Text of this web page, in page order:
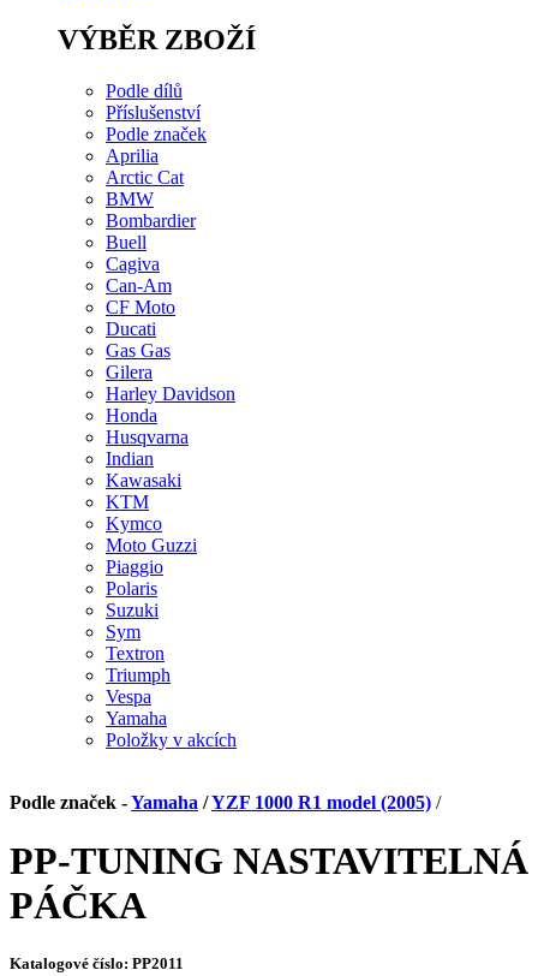
VÝBĚR ZBOŽÍ
Podle dílů
Příslušenství
Podle značek
Aprilia
Arctic Cat
BMW
Bombardier
Buell
Cagiva
Can-Am
CF Moto
Ducati
Gas Gas
Gilera
Harley Davidson
Honda
Husqvarna
Indian
Kawasaki
KTM
Kymco
Moto Guzzi
Piaggio
Polaris
Suzuki
Sym
Textron
Triumph
Vespa
Yamaha
Položky v akcích
Podle značek -Yamaha /YZF 1000 R1 model (2005) /
PP-TUNING NASTAVITELNÁ
PÁČKA
Katalogové číslo: PP2011